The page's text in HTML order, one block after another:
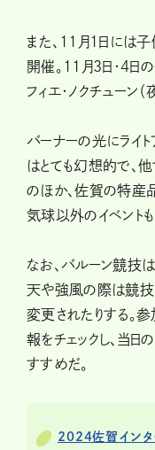
また、11月1日には子
開催。11月3日・4日
フィエ・ノクチューン
バーナーの光にライ
はとても幻想的で、
のほか、佐賀の特産
気球以外のイベントも
なお、バルーン競技
天や強風の際は競技
変更されたりする。
報をチェックし、当
すすめだ。
2024佐賀インタ